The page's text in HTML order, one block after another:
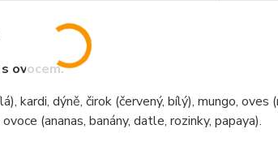
ovocem.
kardi, dýně, čirok (červený, bílý), mungo, oves
(ananas, banány, datle, rozinky, papaya).